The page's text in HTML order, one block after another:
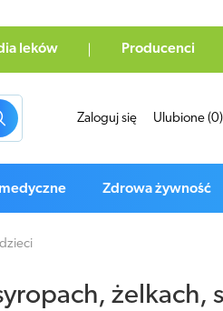
leków Producenci
Zaloguj się Ulubione (0)
Zdrowa żywność
żelkach,